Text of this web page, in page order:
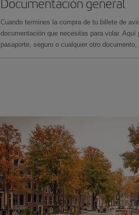
Cuando termines la compra de tu billete de
documentación que necesitas para volar.
pasaporte, seguro o cualquier otro